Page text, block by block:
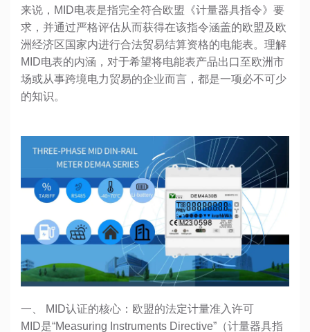
来说，MID电表是指完全符合欧盟《计量器具指令》要
求，并通过严格评估从而获得在该指令涵盖的欧盟及欧
洲经济区国家内进行合法贸易结算资格的电能表。理解
MID电表的内涵，对于希望将电能表产品出口至欧洲市
场或从事跨境电力贸易的企业而言，都是一项必不可少
的知识。
一、 MID认证的核心：欧盟的法定计量准入许可
MID是“Measuring Instruments Directive”（计量器具指